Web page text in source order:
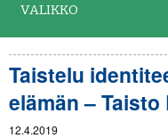
VALIKKO
Taistelu
elämän –
12.4.2019